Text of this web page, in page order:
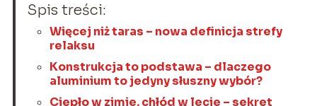
Spis treści:
Więcej niż taras – nowa definicja strefy
relaksu
Konstrukcja to podstawa – dlaczego
aluminium to jedyny słuszny wybór?
Ciepło w zimie, chłód w lecie – sekret